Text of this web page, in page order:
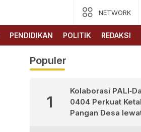
NETWORK
PENDIDIKAN POLITIK REDAKSI
Populer
1
Kolaborasi
0404 Perkuat
Pangan Desa